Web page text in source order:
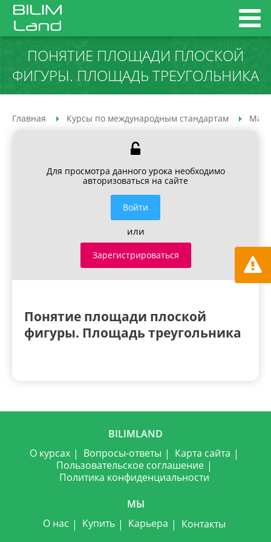
ПОНЯТИЕ ПЛОЩАДИ ПЛОСКОЙ
ФИГУРЫ. ПЛОЩАДЬ ТРЕУГОЛЬНИКА
Главная Курсы по международным стандартам
Для просмотра данного урока необходимо
авторизоваться на сайте
Войти
или
Зарегистрироваться
Понятие площади плоской
фигуры. Площадь треугольника
BILIMLAND
О курсах
Вопросы-ответы
Карта сайта
Пользовательское соглашение
Политика конфиденциальности
МЫ
О нас
Купить Карьера Контакты